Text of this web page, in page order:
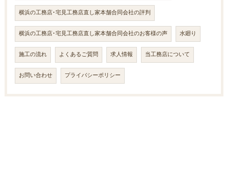
横浜の工務店･宅見工務店直し家本舗合同会社の評判
横浜の工務店･宅見工務店直し家本舗合同会社のお客様の声 水廻り
施工の流れ よくあるご質問 求人情報 当工務店について
お問い合わせ プライバシーポリシー